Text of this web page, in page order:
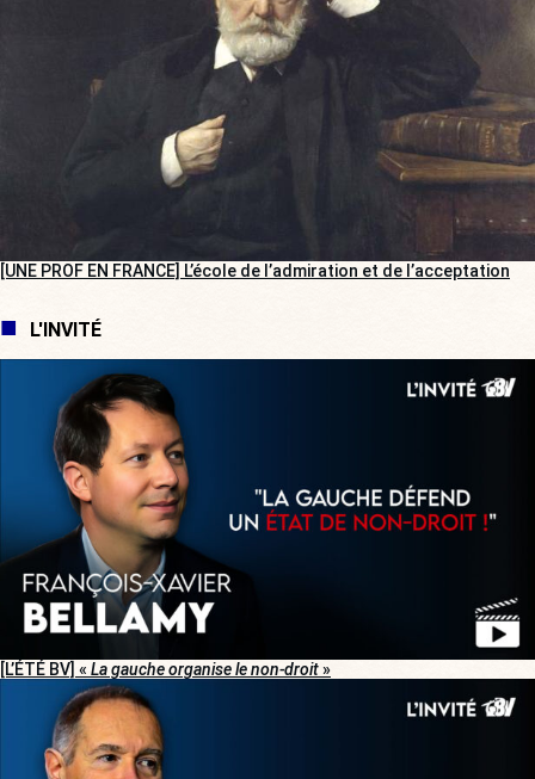
[UNE PROF EN FRANCE] L’école de l’admiration et de l’acceptation
L'INVITÉ
[L’ÉTÉ BV] « La gauche organise le non-droit»